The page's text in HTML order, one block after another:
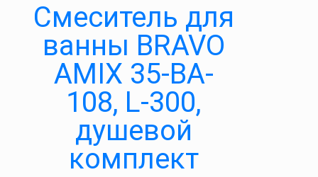
Cмеситель для
ванны BRAVO
AMIX 35-BA-
108, L-300,
душевой
комплект